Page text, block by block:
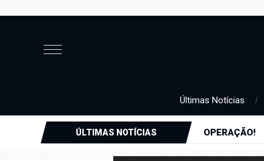
Últimas Notícias
ÚLTIMAS NOTÍCIAS OPERAÇÃO!